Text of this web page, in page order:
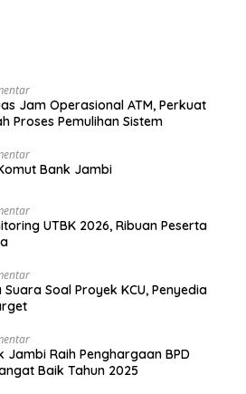
Jam Operasional ATM, Perkuat
Proses Pemulihan Sistem
Bank Jambi
UTBK 2026, Ribuan Peserta
Soal Proyek KCU, Penyedia
Jambi Raih Penghargaan BPD
Baik Tahun 2025